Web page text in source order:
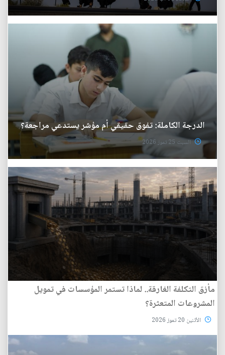
الدرجة الكاملة: تفوق حقيقي أم مؤشر يستدعي مراجعة؟
السبت 25 تموز 2026
مأزق التكلفة الغارقة.. لماذا تستمر المؤسسات في تمويل
المشروعات المتعثرة؟
الأثنين 20 تموز 2026